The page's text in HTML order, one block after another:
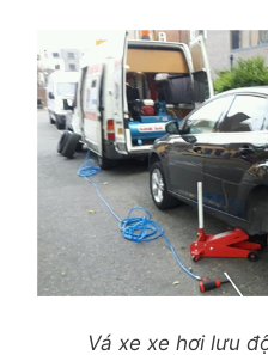
Vá xe xe hơi lưu